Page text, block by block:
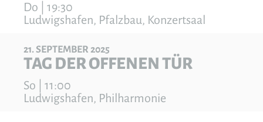
Do | 19:30
Ludwigshafen, Pfalzbau, Konzertsaal
21 SEPTEMBER 2025
TAG DER OFFENEN TÜR
So | 11:00
Ludwigshafen, Philharmonie